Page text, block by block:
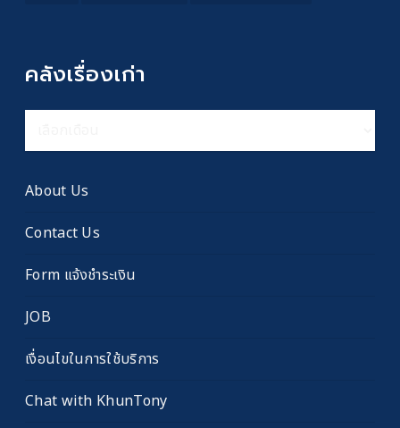
คลังเรื่องเก่า
เรื่อง
About Us
Contact Us
Form แจ้งชำระเงิน
JOB
เงื่อนไขในการใช้บริการ
Chat with KhunTony